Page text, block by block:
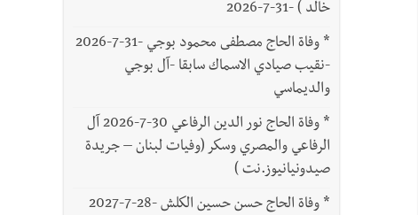
خالد ) -31-7-2026
*
وفاة الحاج مصطفى محمود بوجي -31-7-2026
-نقيب صيادي الاسماك سابقا -آل بوجي
والديماسي
*
وفاة الحاج نور الدين الرفاعي 30-7-2026 آل
الرفاعي والمصري وسكر (وفيات لبنان – جريدة
صيدونيانيوز.نت )
*
وفاة الحاج حسن حسين الكلش -28-7-2027